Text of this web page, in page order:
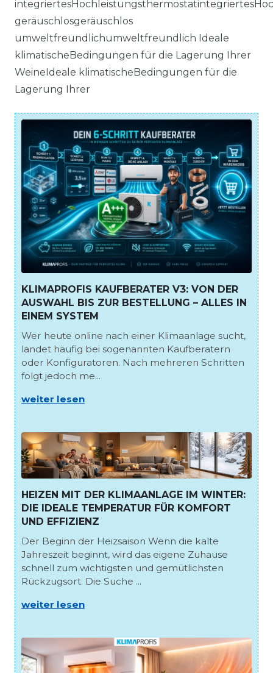
geräuschlosgeräuschlos
umweltfreundlichumweltfreundlich Ideale
klimatischeBedingungen für die Lagerung Ihrer
WeineIdeale klimatischeBedingungen für die
Lagerung Ihrer
KLIMAPROFIS KAUFBERATER V3: VON DER
AUSWAHL BIS ZUR BESTELLUNG – ALLES IN
EINEM SYSTEM
Wer heute online nach einer Klimaanlage sucht,
landet häufig bei sogenannten Kaufberatern
oder Konfiguratoren. Nach mehreren Schritten
folgt jedoch me...
weiter lesen
HEIZEN MIT DER KLIMAANLAGE IM WINTER:
DIE IDEALE TEMPERATUR FÜR KOMFORT
UND EFFIZIENZ
Der Beginn der Heizsaison Wenn die kalte
Jahreszeit beginnt, wird das eigene Zuhause
schnell zum wichtigsten und gemütlichsten
Rückzugsort. Die Suche ...
weiter lesen